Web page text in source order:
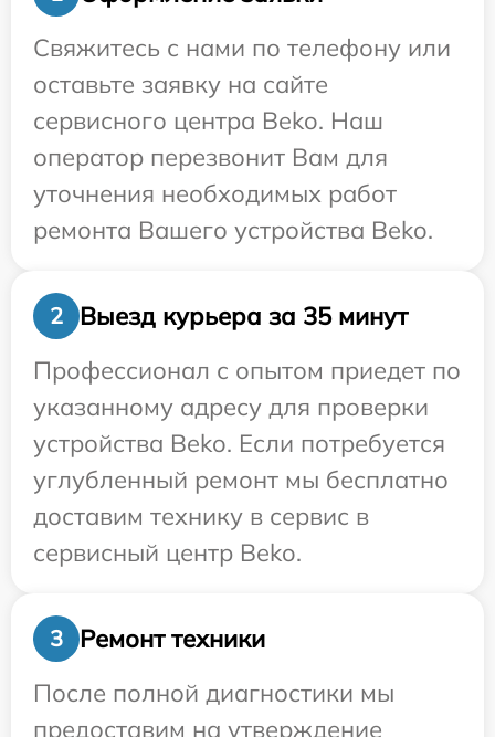
Свяжитесь с нами по телефону или
оставьте заявку на сайте
сервисного центра Beko. Наш
оператор перезвонит Вам для
уточнения необходимых работ
ремонта Вашего устройства Beko.
2
Выезд курьера за 35 минут
Профессионал с опытом приедет по
указанному адресу для проверки
устройства Beko. Если потребуется
углубленный ремонт мы бесплатно
доставим технику в сервис в
сервисный центр Beko.
3
Ремонт техники
После полной диагностики мы
предоставим на утверждение